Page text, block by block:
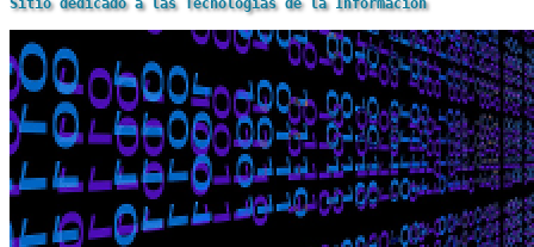
Sitio dedicado a las Tecnologías de la Información